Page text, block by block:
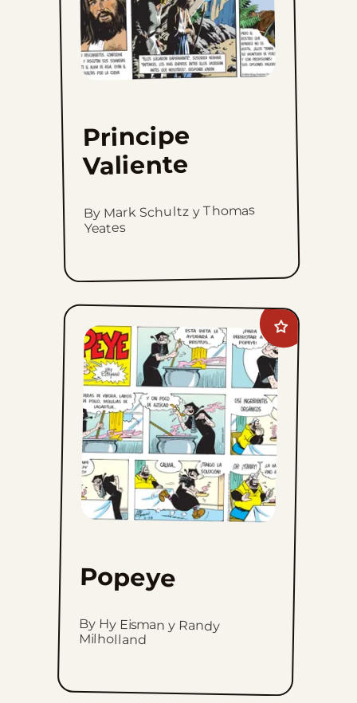
Principe
Valiente
By Mark Schultz y Thomas
Yeates
Add
Popeye
Popeye
By Hy Eisman y Randy
Milholland